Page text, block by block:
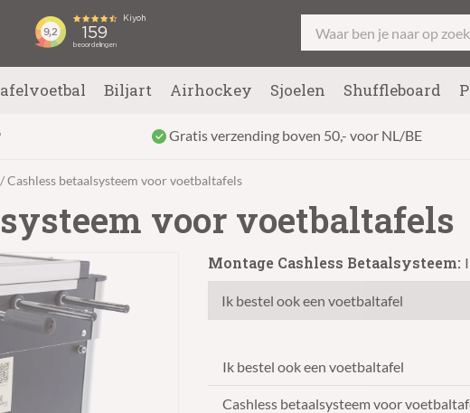
Biljart Airhockey Sjoelen Shuffleboard
Gratis verzending boven 50,- voor NL/BE
/ Cashless betaalsysteem voor voetbaltafels
voor voetbaltafels
Montage Cashless Betaalsysteem:
Ik bestel ook een voetbaltafel
Cashless betaalsysteem voor